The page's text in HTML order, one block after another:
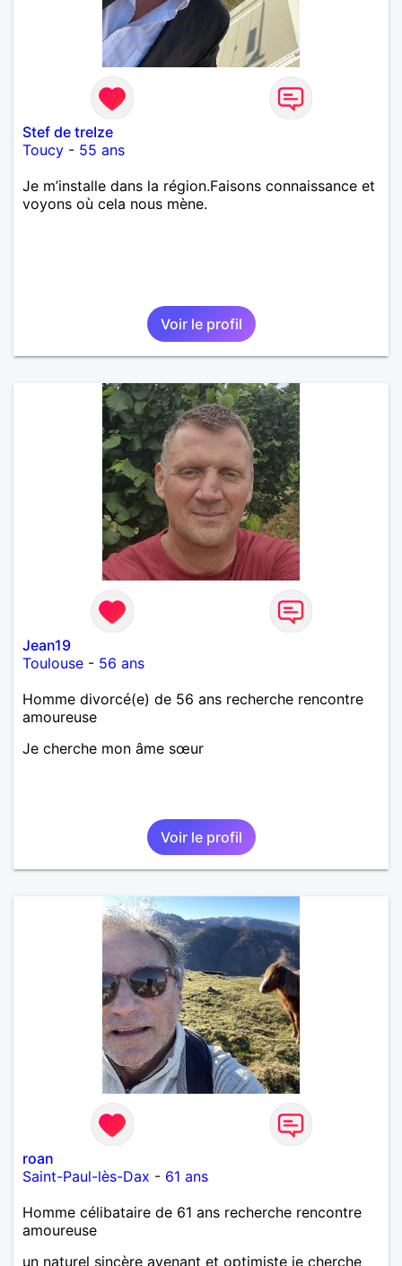
Stef de treIze
Toucy - 55 ans
Je m’installe dans la région.Faisons connaissance et
voyons où cela nous mène.
Voir le profil
Jean19
Toulouse - 56 ans
Homme divorcé(e) de 56 ans recherche rencontre
amoureuse
Je cherche mon âme sœur
Voir le profil
roan
Saint-Paul-lès-Dax - 61 ans
Homme célibataire de 61 ans recherche rencontre
amoureuse
un naturel sincère avenant et optimiste je cherche